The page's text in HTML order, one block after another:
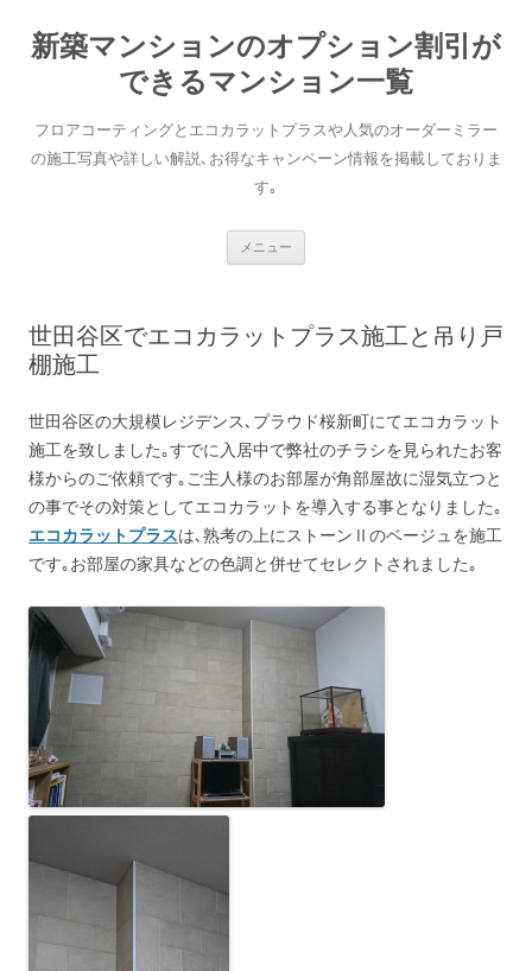
新築マンションのオプション割引が
できるマンション一覧
フロアコーティングとエコカラットプラスや人気のオーダーミラー
の施工写真や詳しい解説､お得なキャンペーン情報を掲載しておりま
す｡
メニュー
世田谷区でエコカラットプラス施工と吊り戸
棚施工
世田谷区の大規模レジデンス､プラウド桜新町にてエコカラット
施工を致しました｡すでに入居中で弊社のチラシを見られたお客
様からのご依頼です｡ご主人様のお部屋が角部屋故に湿気立つと
の事でその対策としてエコカラットを導入する事となりました｡
エコカラットプラスは､熟考の上にストーンⅡのベージュを施工
です｡お部屋の家具などの色調と併せてセレクトされました｡